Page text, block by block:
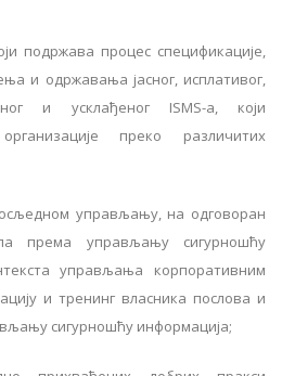
подржава процес спецификације,
и одржавања јасног, исплативог,
и усклађеног ISMS-а, који
преко различитих
управљању, на одговоран
према управљању сигурношћу
управљања корпоративним
и тренинг власника послова и
сигурношћу информација;